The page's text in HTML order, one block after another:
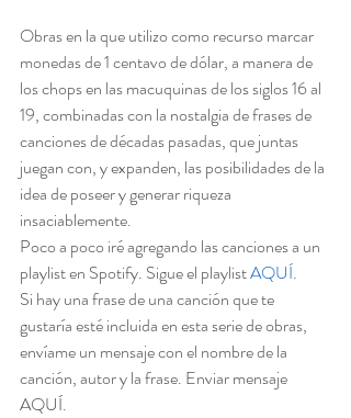
Obras en la que utilizo como recurso marcar
monedas de 1 centavo de dólar, a manera de
los chops en las macuquinas de los siglos 16 al
19, combinadas con la nostalgia de frases de
canciones de décadas pasadas, que juntas
juegan con, y expanden, las posibilidades de la
idea de poseer y generar riqueza
insaciablemente.
Poco a poco iré agregando las canciones a un
playlist en Spotify. Sigue el playlist AQUÍ.
Si hay una frase de una canción que te
gustaría esté incluida en esta serie de obras,
envíame un mensaje con el nombre de la
canción, autor y la frase. Enviar mensaje
AQUÍ.